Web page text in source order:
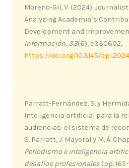
Moreno-Gil, V. (2024).
Analyzing Academia’s
Development and
información, 33(6), e330602,
https://doi.org/10.3145/
Parratt-Fernández, S. y
Inteligencia artificial para la
audiencias: el sistema de
S. Parratt, J. Mayoral y M. Á.
Periodismo e inteligencia
desafíos profesionales (pp.